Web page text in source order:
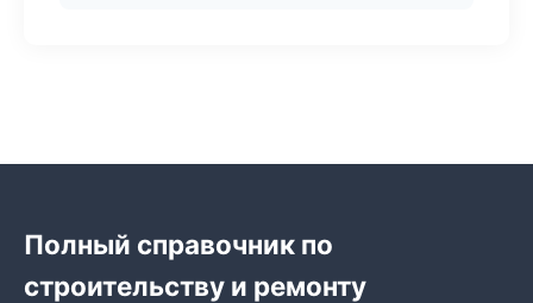
Полный справочник по
строительству и ремонту